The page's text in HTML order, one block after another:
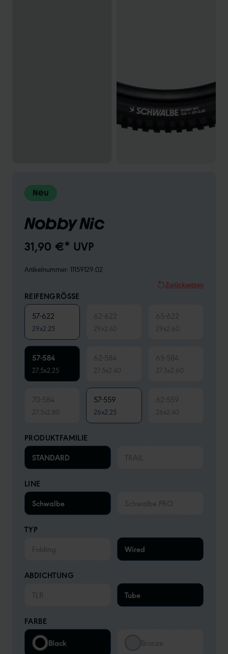
Neu
Nobby Nic
31,90 €* UVP
Artikelnummer: 11159129.02
Zurücksetzen
REIFENGRÖSSE
57-622
29x2.25
62-622
29x2.40
65-622
29x2.60
57-584
27.5x2.25
62-584
27.5x2.40
65-584
27.5x2.60
70-584
27.5x2.80
57-559
26x2.25
62-559
26x2.40
PRODUKTFAMILIE
STANDARD
TRAIL
LINE
Schwalbe
Schwalbe PRO
TYP
Folding Wired
ABDICHTUNG
TLR Tube
FARBE
Black
Bronze